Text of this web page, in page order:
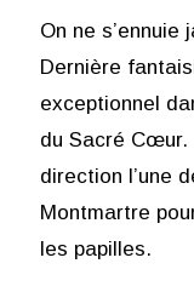
On ne
Dernière
exceptionnel
du Sacré Cœur.
direction l’une
Montmartre
les papilles.